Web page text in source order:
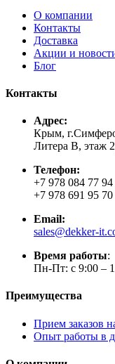
О компании
Контакты
Доставка
Акции и
Блог
Контакты
Адрес:
Крым,
Литера В, этаж
Телефон:
+7 978 084 77 94
+7 978 691 95 70
Email:
sales@dekker-
Время работы:
Пн-Пт: с 9:00 –
Преимущества
Прием заказов
Опыт работы в